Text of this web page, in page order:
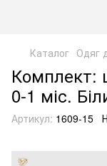
Каталог Одяг
Комплект:
0-1 міс.
Артикул: 1609-15